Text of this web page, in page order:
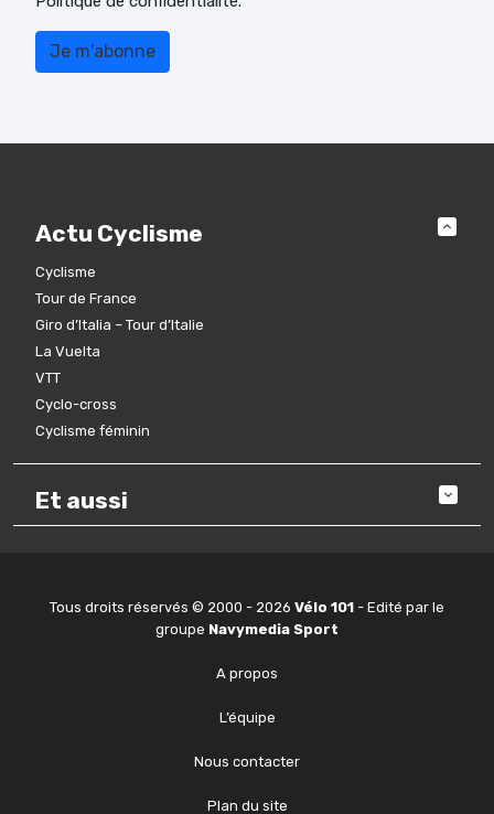
Actu Cyclisme
Cyclisme
Tour de France
Giro d’Italia – Tour d’Italie
La Vuelta
VTT
Cyclo-cross
Cyclisme féminin
Et aussi
Tous droits réservés © 2000 - 2026 Vélo 101 - Edité par le
groupe Navymedia Sport
A propos
L’équipe
Nous contacter
Plan du site